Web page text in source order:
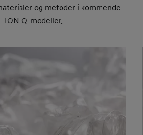
og metoder i kommende
IONIQ-modeller.